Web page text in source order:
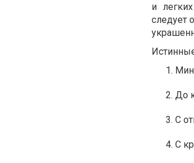
и
следует
До
С
С